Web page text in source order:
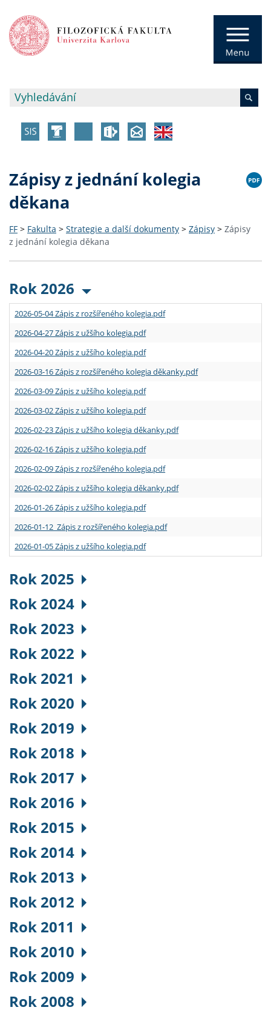
Zápisy z jednání kolegia
děkana
FF > Fakulta > Strategie a další dokumenty > Zápisy > Zápisy
z jednání kolegia děkana
Rok 2026
2026-05-04 Zápis z rozšířeného kolegia.pdf
2026-04-27 Zápis z užšího kolegia.pdf
2026-04-20 Zápis z užšího kolegia.pdf
2026-03-16 Zápis z rozšířeného kolegia děkanky.pdf
2026-03-09 Zápis z užšího kolegia.pdf
2026-03-02 Zápis z užšího kolegia.pdf
2026-02-23 Zápis z užšího kolegia děkanky.pdf
2026-02-16 Zápis z užšího kolegia.pdf
2026-02-09 Zápis z rozšířeného kolegia.pdf
2026-02-02 Zápis z užšího kolegia děkanky.pdf
2026-01-26 Zápis z užšího kolegia.pdf
2026-01-12 Zápis z rozšířeného kolegia.pdf
2026-01-05 Zápis z užšího kolegia.pdf
Rok 2025
Rok 2024
Rok 2023
Rok 2022
Rok 2021
Rok 2020
Rok 2019
Rok 2018
Rok 2017
Rok 2016
Rok 2015
Rok 2014
Rok 2013
Rok 2012
Rok 2011
Rok 2010
Rok 2009
Rok 2008